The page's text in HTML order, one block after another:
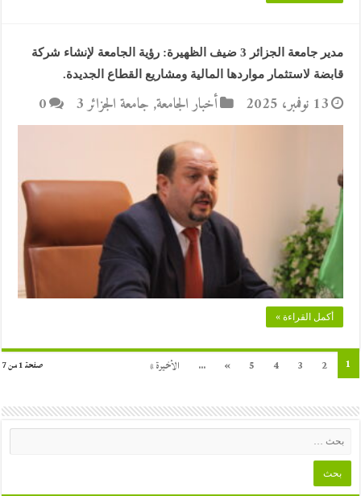
مدير جامعة الجزائر 3 ضيف الظهيرة: رؤية الجامعة لإنشاء شركة
قابضة لاستثمار مواردها المالية ومشاريع القطاع الجديدة.
13 نوفمبر، 2025 أخبار الجامعة, جامعة الجزائر 3 0
أكمل القراءة »
صفحة 1 من 7 1
2
3
4
5
»
... الأخيرة »